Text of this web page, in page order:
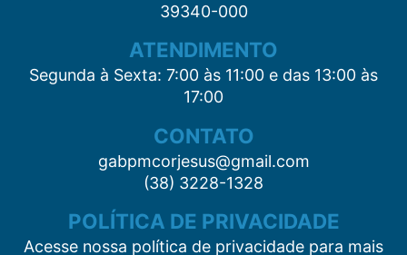
39340-000
ATENDIMENTO
Segunda à Sexta: 7:00 às 11:00 e das 13:00 às
17:00
CONTATO
gabpmcorjesus@gmail.com
(38) 3228-1328
POLÍTICA DE PRIVACIDADE
Acesse nossa política de privacidade para mais